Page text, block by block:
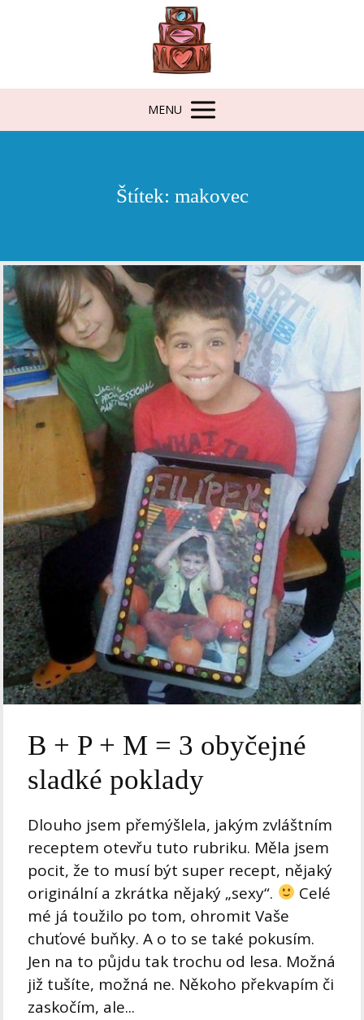
MENU
Štítek: makovec
B + P + M = 3 obyčejné
sladké poklady
Dlouho jsem přemýšlela, jakým zvláštním
receptem otevřu tuto rubriku. Měla jsem
pocit, že to musí být super recept, nějaký
originální a zkrátka nějaký „sexy“.
Celé
mé já toužilo po tom, ohromit Vaše
chuťové buňky. A o to se také pokusím.
Jen na to půjdu tak trochu od lesa. Možná
již tušíte, možná ne. Někoho překvapím či
zaskočím, ale...